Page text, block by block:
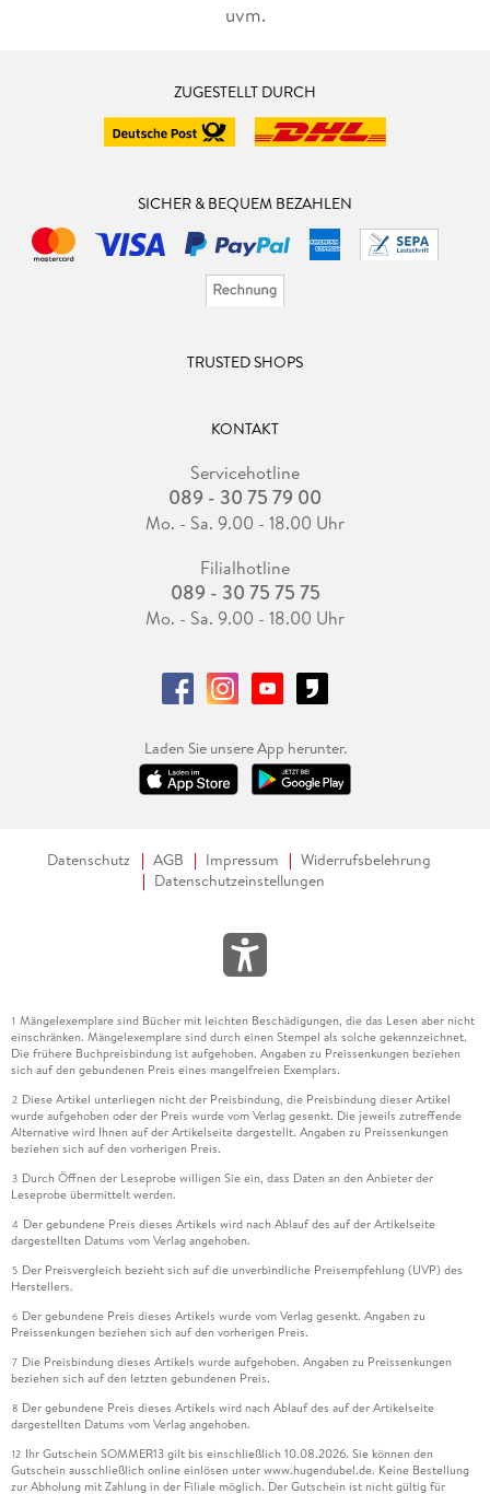
uvm.
ZUGESTELLT DURCH
SICHER & BEQUEM BEZAHLEN
TRUSTED SHOPS
KONTAKT
Servicehotline
089 - 30 75 79 00
Mo. - Sa. 9.00 - 18.00 Uhr
Filialhotline
089 - 30 75 75 75
Mo. - Sa. 9.00 - 18.00 Uhr
Laden Sie unsere App herunter.
Datenschutz AGB Impressum
Widerrufsbelehrung
Datenschutzeinstellungen
1 Mängelexemplare sind Bücher mit leichten Beschädigungen, die das Lesen aber nicht
einschränken. Mängelexemplare sind durch einen Stempel als solche gekennzeichnet.
Die frühere Buchpreisbindung ist aufgehoben. Angaben zu Preissenkungen beziehen
sich auf den gebundenen Preis eines mangelfreien Exemplars.
2 Diese Artikel unterliegen nicht der Preisbindung, die Preisbindung dieser Artikel
wurde aufgehoben oder der Preis wurde vom Verlag gesenkt. Die jeweils zutreffende
Alternative wird Ihnen auf der Artikelseite dargestellt. Angaben zu Preissenkungen
beziehen sich auf den vorherigen Preis.
3 Durch Öffnen der Leseprobe willigen Sie ein, dass Daten an den Anbieter der
Leseprobe übermittelt werden.
4 Der gebundene Preis dieses Artikels wird nach Ablauf des auf der Artikelseite
dargestellten Datums vom Verlag angehoben.
5 Der Preisvergleich bezieht sich auf die unverbindliche Preisempfehlung (UVP) des
Herstellers.
6 Der gebundene Preis dieses Artikels wurde vom Verlag gesenkt. Angaben zu
Preissenkungen beziehen sich auf den vorherigen Preis.
7 Die Preisbindung dieses Artikels wurde aufgehoben. Angaben zu Preissenkungen
beziehen sich auf den letzten gebundenen Preis.
8 Der gebundene Preis dieses Artikels wird nach Ablauf des auf der Artikelseite
dargestellten Datums vom Verlag angehoben.
12 Ihr Gutschein SOMMER13 gilt bis einschließlich 10.08.2026. Sie können den
Gutschein ausschließlich online einlösen unter www.hugendubel.de. Keine Bestellung
zur Abholung mit Zahlung in der Filiale möglich. Der Gutschein ist nicht gültig für